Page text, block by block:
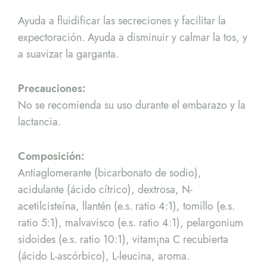
Ayuda a fluidificar las secreciones y facilitar la
expectoración. Ayuda a disminuir y calmar la tos, y
a suavizar la garganta.
Precauciones:
No se recomienda su uso durante el embarazo y la
lactancia.
Composición:
Antiaglomerante (bicarbonato de sodio),
acidulante (ácido cítrico), dextrosa, N-
acetilcisteína, llantén (e.s. ratio 4:1), tomillo (e.s.
ratio 5:1), malvavisco (e.s. ratio 4:1), pelargonium
sidoides (e.s. ratio 10:1), vitam¡na C recubierta
(ácido L-ascórbico), L-leucina, aroma.